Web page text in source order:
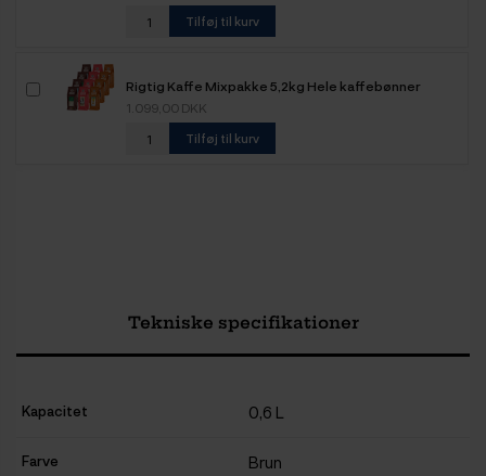
Tilføj til kurv
Rigtig Kaffe Mixpakke 5,2kg Hele kaffebønner
1.099,00 DKK
Tilføj til kurv
Tekniske specifikationer
Kapacitet 0,6 L
Farve Brun